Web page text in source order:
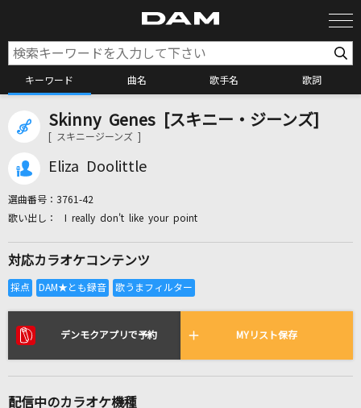
キーワード 曲名 歌手名 歌詞
カラオケ検索
全国りれき
リアルタイムで歌われている曲の一覧
Skinny Genes [スキニー・ジーンズ]
[ スキニージーンズ ]
Eliza Doolittle
選曲番号： 3761-42
I really don't like your point
対応カラオケコンテンツ
デンモクアプリで予約 MYリスト保存
配信中のカラオケ機種